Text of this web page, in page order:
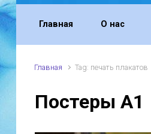
Главная О нас
Главная Tag: печать плакатов
Постеры А1